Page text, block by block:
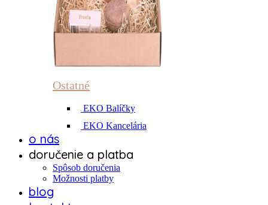
Ostatné
EKO Balíčky
EKO Kancelária
o nás
doručenie a platba
Spôsob doručenia
Možnosti platby
blog